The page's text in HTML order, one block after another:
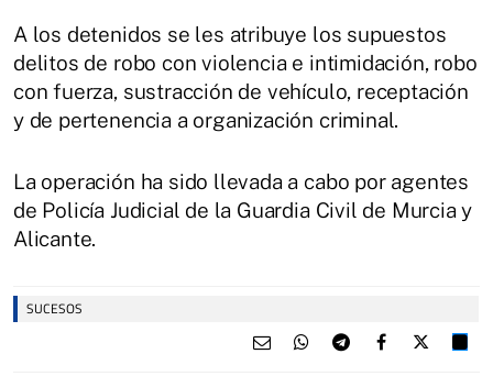
A los detenidos se les atribuye los supuestos
delitos de robo con violencia e intimidación, robo
con fuerza, sustracción de vehículo, receptación
y de pertenencia a organización criminal.
La operación ha sido llevada a cabo por agentes
de Policía Judicial de la Guardia Civil de Murcia y
Alicante.
SUCESOS